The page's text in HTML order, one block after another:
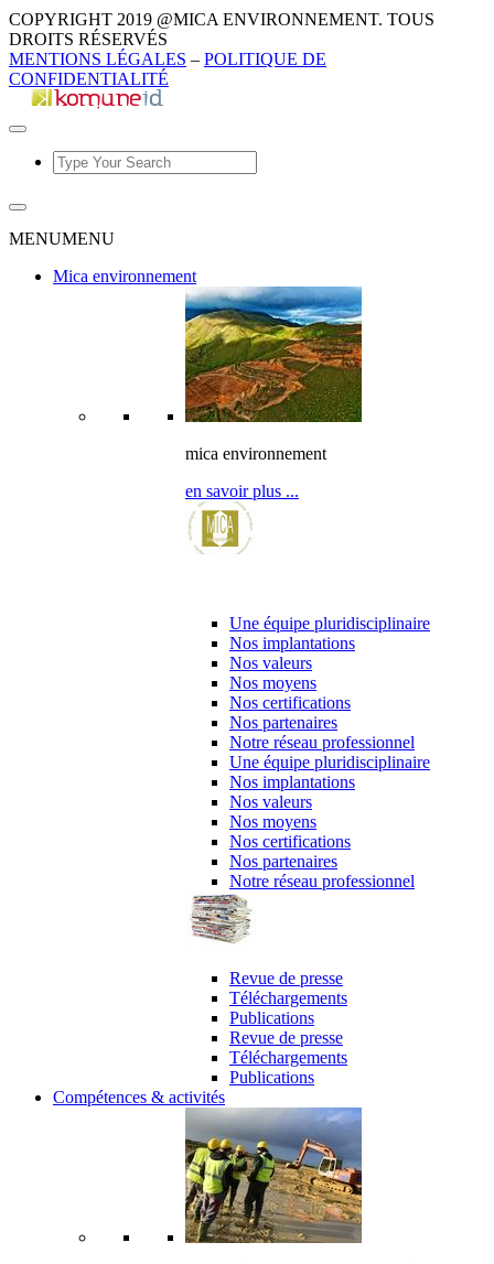
COPYRIGHT 2019 @MICA ENVIRONNEMENT. TOUS
DROITS RÉSERVÉS
MENTIONS LÉGALES – POLITIQUE DE
CONFIDENTIALITÉ
MENUMENU
Mica environnement
mica environnement
en savoir plus ...
Une équipe pluridisciplinaire
Nos implantations
Nos valeurs
Nos moyens
Nos certifications
Nos partenaires
Notre réseau professionnel
Une équipe pluridisciplinaire
Nos implantations
Nos valeurs
Nos moyens
Nos certifications
Nos partenaires
Notre réseau professionnel
Revue de presse
Téléchargements
Publications
Revue de presse
Téléchargements
Publications
Compétences & activités